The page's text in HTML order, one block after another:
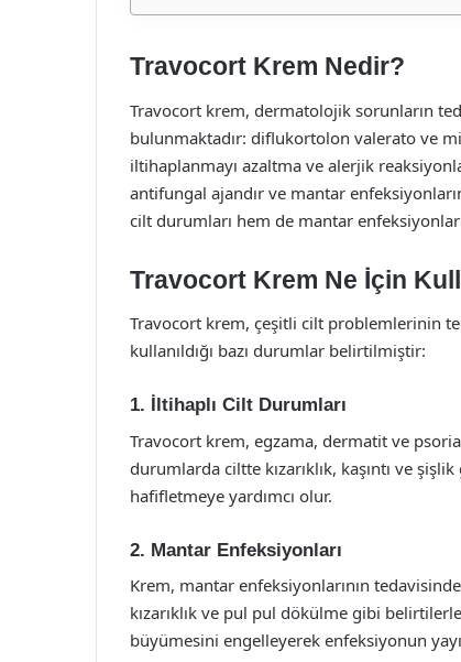
Travocort Krem Nedir?
Travocort krem, dermatolojik sorunların
bulunmaktadır: diflukortolon valerato ve
iltihaplanmayı azaltma ve alerjik
antifungal ajandır ve mantar
cilt durumları hem de mantar
Travocort Krem Ne İçin
Travocort krem, çeşitli cilt problemlerinin
kullanıldığı bazı durumlar belirtilmiştir:
1. İltihaplı Cilt Durumları
Travocort krem, egzama, dermatit ve
durumlarda ciltte kızarıklık, kaşıntı ve
hafifletmeye yardımcı olur.
2. Mantar Enfeksiyonları
Krem, mantar enfeksiyonlarının
kızarıklık ve pul pul dökülme gibi
büyümesini engelleyerek enfeksiyonun